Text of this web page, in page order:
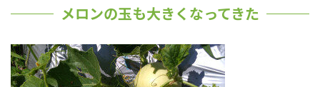
メロンの玉も大きくなってきた